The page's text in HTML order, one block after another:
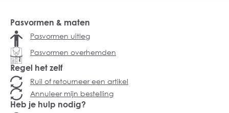
Pasvormen & maten
Pasvormen uitleg
Pasvormen overhemden
Regel het zelf
Ruil of retourneer een artikel
Annuleer mijn bestelling
Heb je hulp nodig?